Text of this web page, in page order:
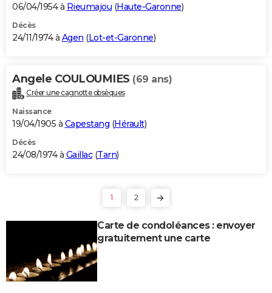
06/04/1954 à Rieumajou (Haute-Garonne)
Décès
24/11/1974 à Agen (Lot-et-Garonne)
Angele COULOUMIES (69 ans)
Créer une cagnotte obsèques
Naissance
19/04/1905 à Capestang (Hérault)
Décès
24/08/1974 à Gaillac(Tarn)
1 2
Carte de condoléances : envoyer
gratuitement une carte